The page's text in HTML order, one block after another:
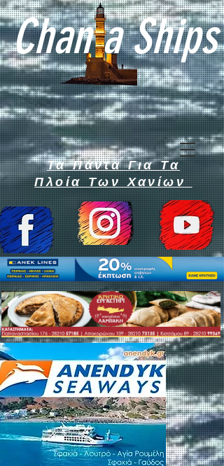
Chan a Ships
Τα Πάντα Για Τα
Πλοία Των Χανίων